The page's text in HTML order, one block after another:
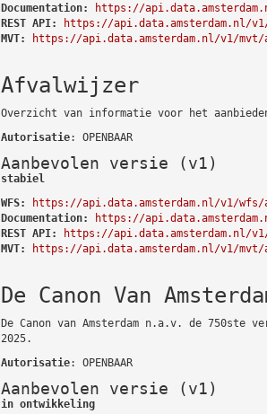
Documentation:
https://
REST API:
https://api.data.amsterdam.nl/
MVT:
https://api.data.amsterdam.nl/v1/mvt/
Afvalwijzer
Overzicht van informatie voor het
Autorisatie: OPENBAAR
Aanbevolen versie (v1)
stabiel
WFS:
https://api.data.amsterdam.nl/v1/
Documentation:
https://
REST API:
https://api.data.amsterdam.nl/
MVT:
https://api.data.amsterdam.nl/v1/
De Canon Van
De Canon van Amsterdam n.a.v. de 750ste
2025.
Autorisatie: OPENBAAR
Aanbevolen versie (v1)
in ontwikkeling